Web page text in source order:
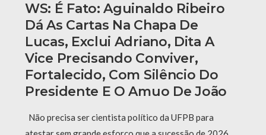
WS: É Fato: Aguinaldo Ribeiro
Dá As Cartas Na Chapa De
Lucas, Exclui Adriano, Dita A
Vice Precisando Conviver,
Fortalecido, Com Silêncio Do
Presidente E O Amuo De João
Não precisa ser cientista político da UFPB para